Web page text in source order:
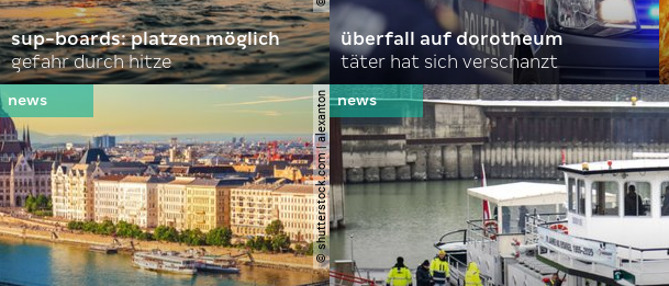
sup-boards: platzen möglich
gefahr durch hitze
überfall auf dorotheum
täter hat sich verschanzt
© shutterstock.com | alexanton